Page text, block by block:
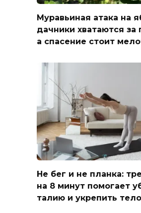
Муравьиная атака на
дачники хватаются за
а спасение стоит
Не бег и не планка:
на 8 минут помогает
талию и укрепить тело